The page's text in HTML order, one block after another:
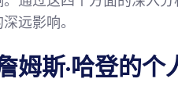
远影响。
姆斯·哈登的